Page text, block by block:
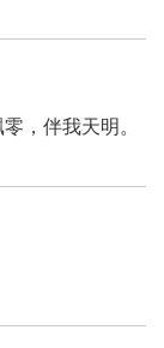
，伴我天明。